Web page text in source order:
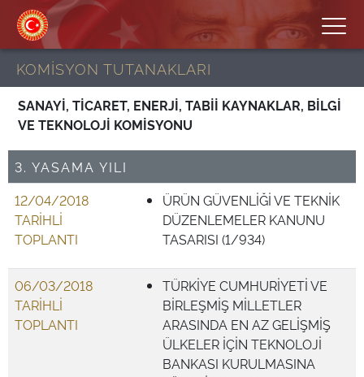
KOMİSYON TUTANAKLARI
SANAYİ, TİCARET, ENERJİ, TABİİ KAYNAKLAR, BİLGİ
VE TEKNOLOJİ KOMİSYONU
3. YASAMA YILI
12/04/2018
TARİHLİ
TOPLANTI
ÜRÜN GÜVENLİĞİ VE TEKNİK
DÜZENLEMELER KANUNU
TASARISI (1/934)
06/03/2018
TARİHLİ
TOPLANTI
TÜRKİYE CUMHURİYETİ VE
BİRLEŞMİŞ MİLLETLER
ARASINDA EN AZ GELİŞMİŞ
ÜLKELER İÇİN TEKNOLOJİ
BANKASI KURULMASINA